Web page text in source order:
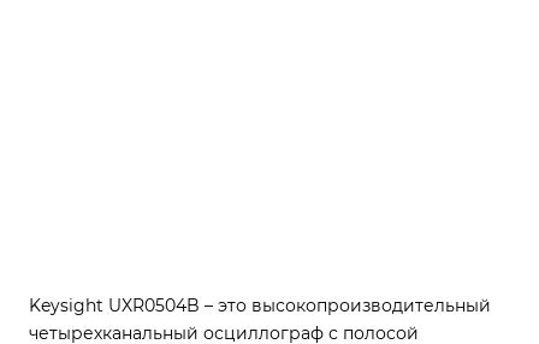
Keysight UXR0504B – это высокопроизводительный
четырехканальный осциллограф с полосой